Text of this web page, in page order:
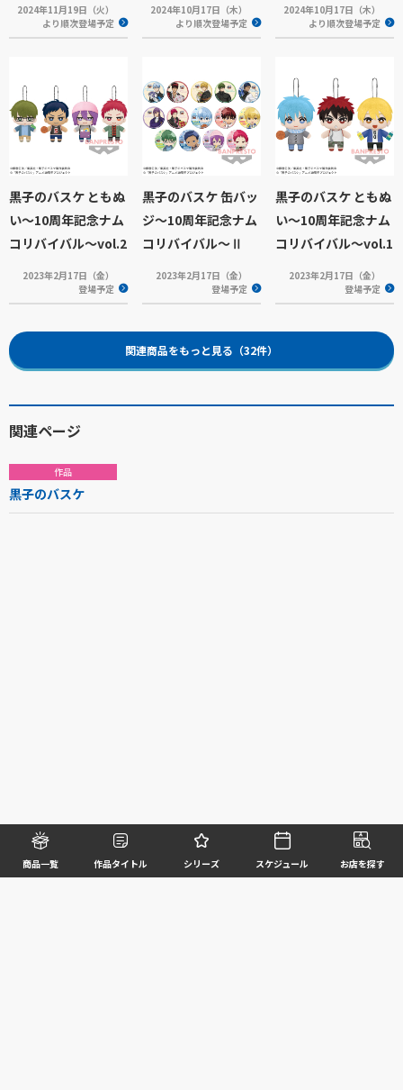
商品一覧 作品タイトル シリーズ スケジュール お店を探す
2024年11月19日（火）
より順次登場予定
2024年10月17日（木）
より順次登場予定
2024年10月17日（木）
より順次登場予定
黒子のバスケ ともぬ
い～10周年記念ナム
コリバイバル～vol.2
2023年2月17日（金）
登場予定
黒子のバスケ 缶バッ
ジ～10周年記念ナム
コリバイバル～Ⅱ
2023年2月17日（金）
登場予定
黒子のバスケ ともぬ
い～10周年記念ナム
コリバイバル～vol.1
2023年2月17日（金）
登場予定
関連商品をもっと見る（32件）
関連ページ
作品
黒子のバスケ